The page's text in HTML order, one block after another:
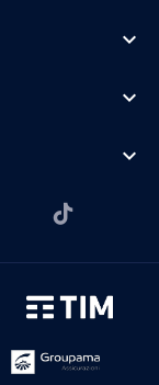
expand_more
expand_more
expand_more